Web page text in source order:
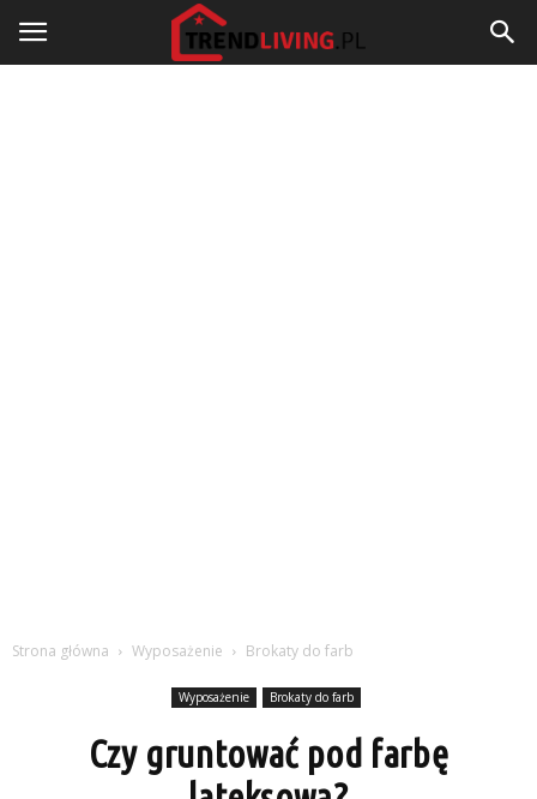
Strona główna Wyposażenie Brokaty do farb
Wyposażenie Brokaty do farb
Czy gruntować pod farbę